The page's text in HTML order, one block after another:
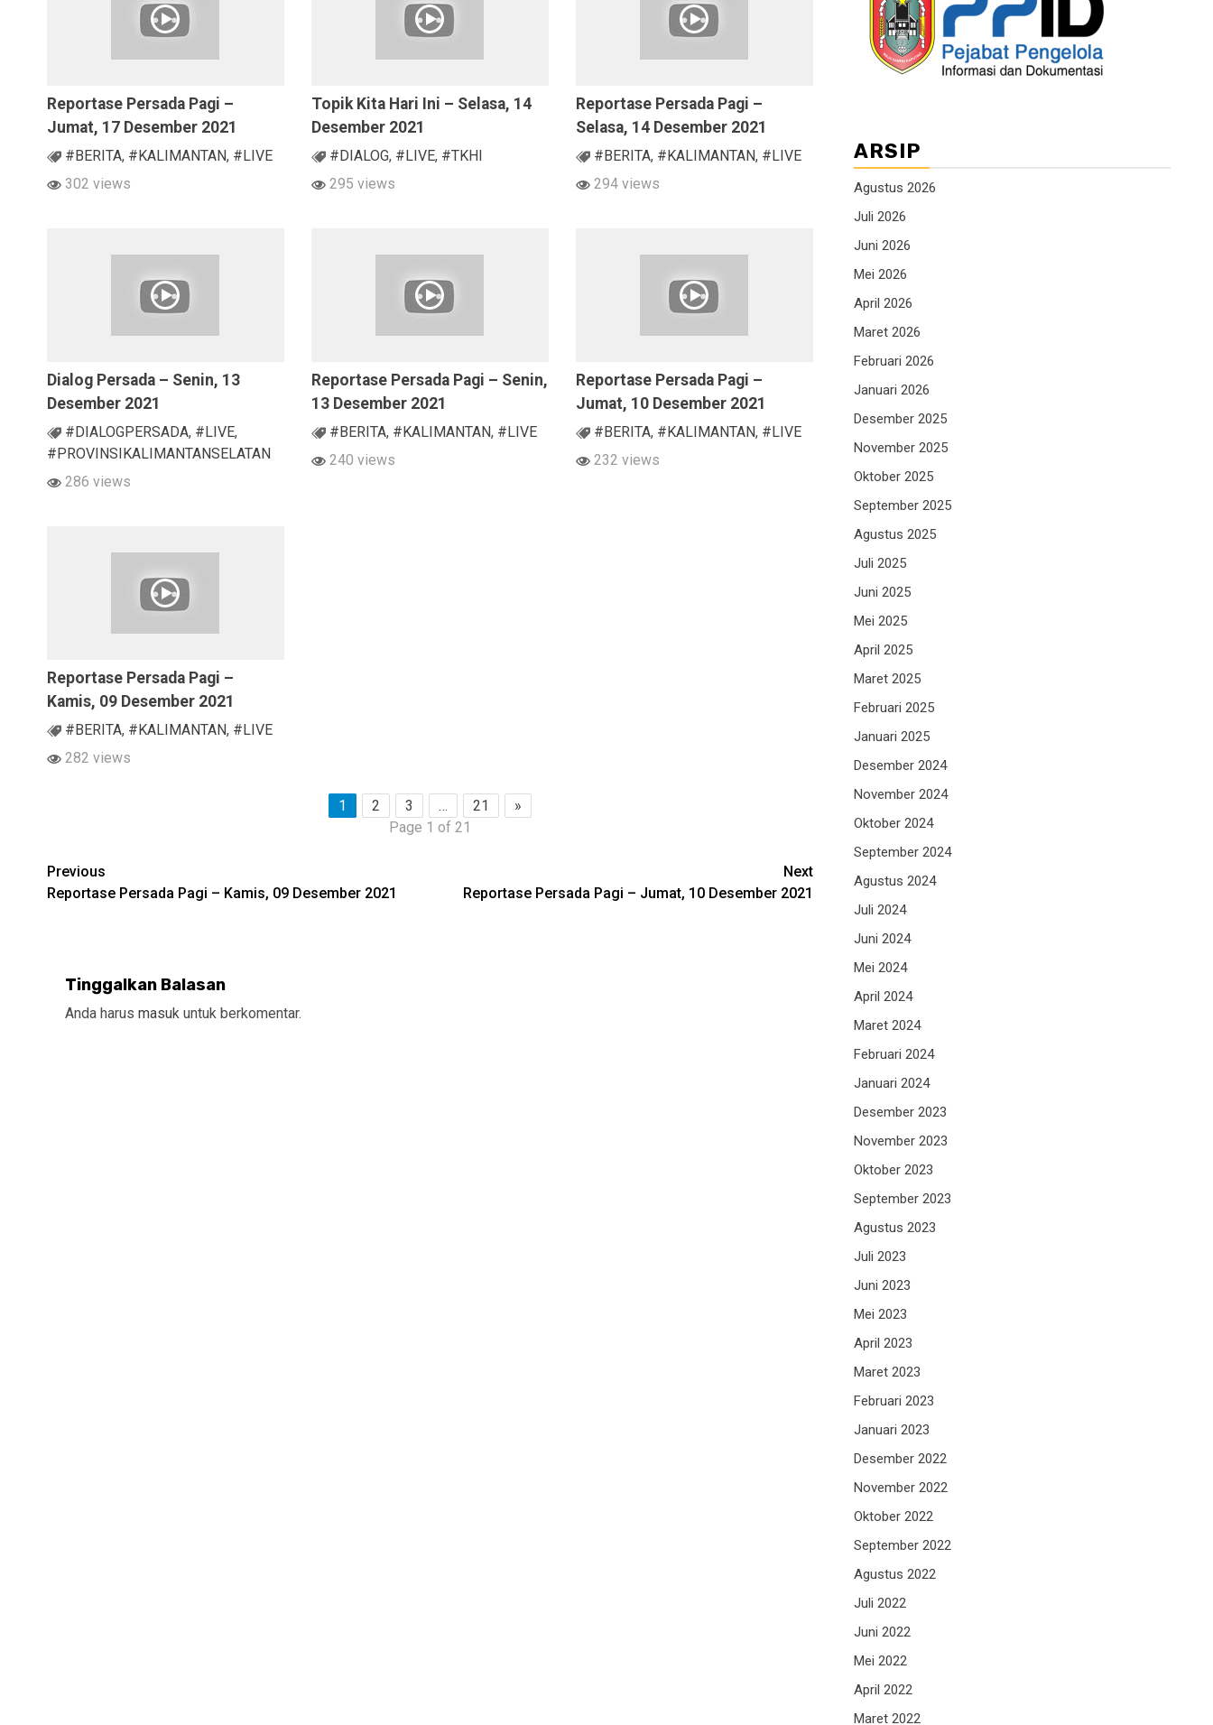
Reportase Persada Pagi –
Jumat, 17 Desember 2021
#BERITA, #KALIMANTAN, #LIVE
302 views
Topik Kita Hari Ini – Selasa, 14
Desember 2021
#DIALOG, #LIVE, #TKHI
295 views
Reportase Persada Pagi –
Selasa, 14 Desember 2021
#BERITA, #KALIMANTAN, #LIVE
294 views
Dialog Persada – Senin, 13
Desember 2021
#DIALOGPERSADA, #LIVE,
#PROVINSIKALIMANTANSELATAN
286 views
Reportase Persada Pagi – Senin,
13 Desember 2021
#BERITA, #KALIMANTAN, #LIVE
240 views
Reportase Persada Pagi –
Jumat, 10 Desember 2021
#BERITA, #KALIMANTAN, #LIVE
232 views
Reportase Persada Pagi –
Kamis, 09 Desember 2021
#BERITA, #KALIMANTAN, #LIVE
282 views
1 2 3 … 21
»
Page 1 of 21
Continue
Reading
Previous
Reportase Persada Pagi – Kamis, 09 Desember 2021
Next
Reportase Persada Pagi – Jumat, 10 Desember 2021
Tinggalkan Balasan
Anda harus masuk untuk berkomentar.
ARSIP
Agustus 2026
Juli 2026
Juni 2026
Mei 2026
April 2026
Maret 2026
Februari 2026
Januari 2026
Desember 2025
November 2025
Oktober 2025
September 2025
Agustus 2025
Juli 2025
Juni 2025
Mei 2025
April 2025
Maret 2025
Februari 2025
Januari 2025
Desember 2024
November 2024
Oktober 2024
September 2024
Agustus 2024
Juli 2024
Juni 2024
Mei 2024
April 2024
Maret 2024
Februari 2024
Januari 2024
Desember 2023
November 2023
Oktober 2023
September 2023
Agustus 2023
Juli 2023
Juni 2023
Mei 2023
April 2023
Maret 2023
Februari 2023
Januari 2023
Desember 2022
November 2022
Oktober 2022
September 2022
Agustus 2022
Juli 2022
Juni 2022
Mei 2022
April 2022
Maret 2022